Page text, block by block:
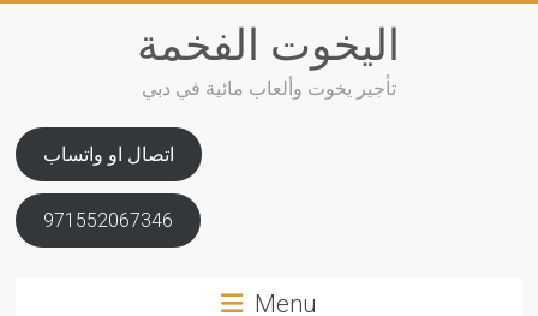
اليخوت الفخمة
تأجير يخوت وألعاب مائية في دبي
اتصال او واتساب
971552067346
Menu